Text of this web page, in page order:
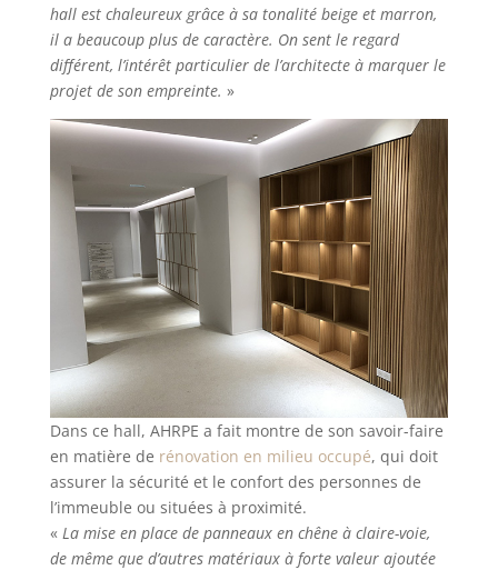
hall est chaleureux grâce à sa tonalité beige et marron,
il a beaucoup plus de caractère. On sent le regard
différent, l’intérêt particulier de l’architecte à marquer le
projet de son empreinte. »
Dans ce hall, AHRPE a fait montre de son savoir-faire
en matière de rénovation en milieu occupé, qui doit
assurer la sécurité et le confort des personnes de
l’immeuble ou situées à proximité.
« La mise en place de panneaux en chêne à claire-voie,
de même que d’autres matériaux à forte valeur ajoutée